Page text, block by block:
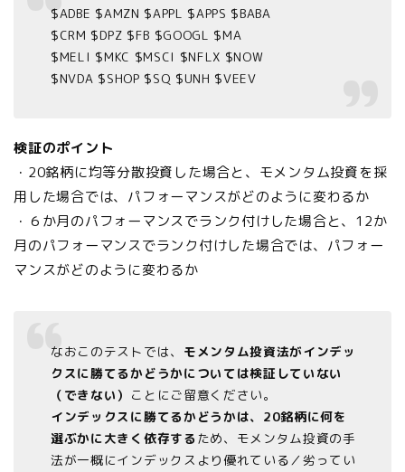
$ADBE $AMZN $APPL $APPS $BABA
$CRM $DPZ $FB $GOOGL $MA
$MELI $MKC $MSCI $NFLX $NOW
$NVDA $SHOP $SQ $UNH $VEEV
検証のポイント
・20銘柄に均等分散投資した場合と、モメンタム投資を採
用した場合では、パフォーマンスがどのように変わるか
・６か月のパフォーマンスでランク付けした場合と、12か
月のパフォーマンスでランク付けした場合では、パフォー
マンスがどのように変わるか
なおこのテストでは、 モメンタム投資法がインデッ
クスに勝てるかどうかについては検証していない
（できない） ことにご留意ください。
インデックスに勝てるかどうかは、20銘柄に何を
選ぶかに大きく依存する ため、モメンタム投資の手
法が一概にインデックスより優れている／劣ってい